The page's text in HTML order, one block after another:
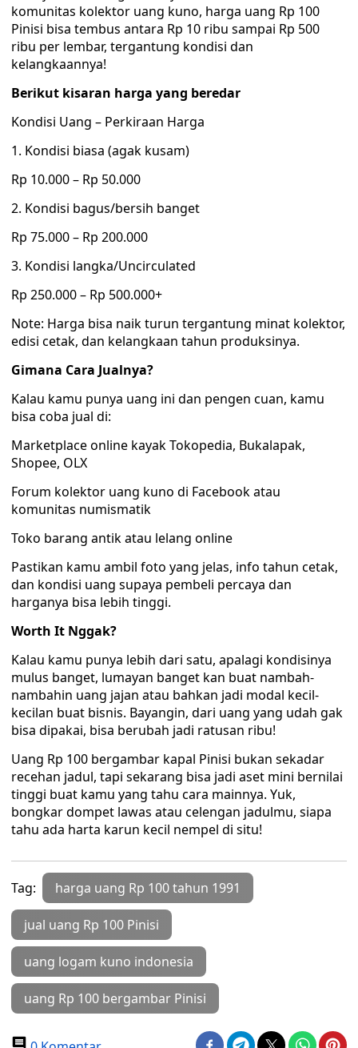
komunitas kolektor uang kuno, harga uang Rp 100
Pinisi bisa tembus antara Rp 10 ribu sampai Rp 500
ribu per lembar, tergantung kondisi dan
kelangkaannya!
Berikut kisaran harga yang beredar
Kondisi Uang – Perkiraan Harga
1. Kondisi biasa (agak kusam)
Rp 10.000 – Rp 50.000
2. Kondisi bagus/bersih banget
Rp 75.000 – Rp 200.000
3. Kondisi langka/Uncirculated
Rp 250.000 – Rp 500.000+
Note: Harga bisa naik turun tergantung minat kolektor,
edisi cetak, dan kelangkaan tahun produksinya.
Gimana Cara Jualnya?
Kalau kamu punya uang ini dan pengen cuan, kamu
bisa coba jual di:
Marketplace online kayak Tokopedia, Bukalapak,
Shopee, OLX
Forum kolektor uang kuno di Facebook atau
komunitas numismatik
Toko barang antik atau lelang online
Pastikan kamu ambil foto yang jelas, info tahun cetak,
dan kondisi uang supaya pembeli percaya dan
harganya bisa lebih tinggi.
Worth It Nggak?
Kalau kamu punya lebih dari satu, apalagi kondisinya
mulus banget, lumayan banget kan buat nambah-
nambahin uang jajan atau bahkan jadi modal kecil-
kecilan buat bisnis. Bayangin, dari uang yang udah gak
bisa dipakai, bisa berubah jadi ratusan ribu!
Uang Rp 100 bergambar kapal Pinisi bukan sekadar
recehan jadul, tapi sekarang bisa jadi aset mini bernilai
tinggi buat kamu yang tahu cara mainnya. Yuk,
bongkar dompet lawas atau celengan jadulmu, siapa
tahu ada harta karun kecil nempel di situ!
Tag: harga uang Rp 100 tahun 1991
jual uang Rp 100 Pinisi
uang logam kuno indonesia
uang Rp 100 bergambar Pinisi